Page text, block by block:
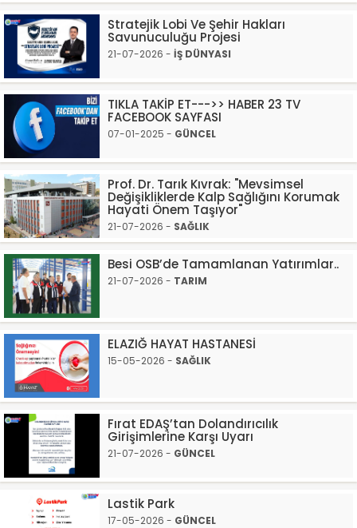
Stratejik Lobi Ve Şehir Hakları
Savunuculuğu Projesi
21-07-2026 - İŞ DÜNYASI
TIKLA TAKİP ET--->> HABER 23 TV
FACEBOOK SAYFASI
07-01-2025 - GÜNCEL
Prof. Dr. Tarık Kıvrak: "Mevsimsel
Değişikliklerde Kalp Sağlığını Korumak
Hayati Önem Taşıyor"
21-07-2026 - SAĞLIK
Besi OSB’de Tamamlanan Yatırımlar..
21-07-2026 - TARIM
ELAZIĞ HAYAT HASTANESİ
15-05-2026 - SAĞLIK
Fırat EDAŞ’tan Dolandırıcılık
Girişimlerine Karşı Uyarı
21-07-2026 - GÜNCEL
Lastik Park
17-05-2026 - GÜNCEL